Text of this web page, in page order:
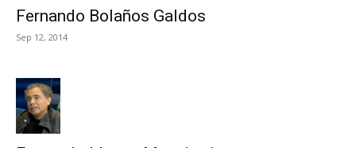
Fernando Bolaños Galdos
Sep 12, 2014